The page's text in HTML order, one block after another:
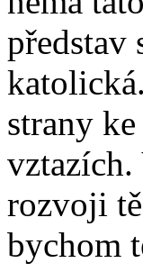
představ
strany
vztazích.
rozvoji
bychom